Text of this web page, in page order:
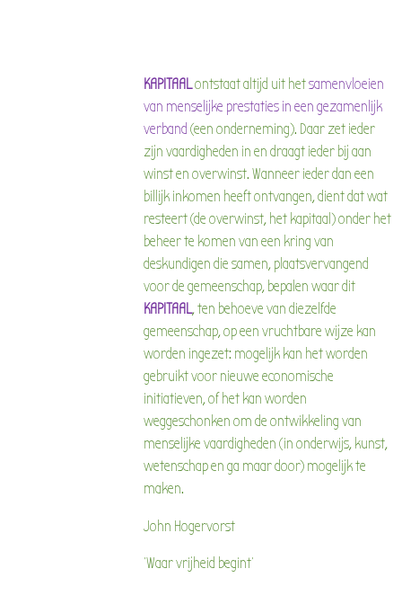
KAPITAALontstaat altijd uit hetsamenvloeien
van menselijke prestaties in een gezamenlijk
verband (een onderneming). Daar zet ieder
zijn vaardigheden in en draagt ieder bij aan
winst en overwinst. Wanneer ieder dan een
billijk inkomen heeft ontvangen, dient dat wat
resteert (de overwinst, het kapitaal) onder het
beheer te komen van een kring van
deskundigen die samen, plaatsvervangend
voor de gemeenschap, bepalen waar dit
KAPITAAL, ten behoeve van diezelfde
gemeenschap, op een vruchtbare wijze kan
worden ingezet: mogelijk kan het worden
gebruikt voor nieuwe economische
initiatieven, of het kan worden
weggeschonken om de ontwikkeling van
menselijke vaardigheden (in onderwijs, kunst,
wetenschap en ga maar door) mogelijk te
maken.
John Hogervorst
'Waar vrijheid begint'